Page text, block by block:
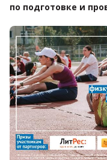
по подготовке и